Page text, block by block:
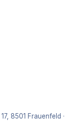
8501 Frauenfeld ·